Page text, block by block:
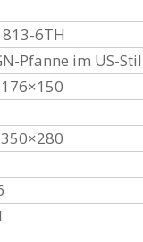
6TH
Pfanne im US-